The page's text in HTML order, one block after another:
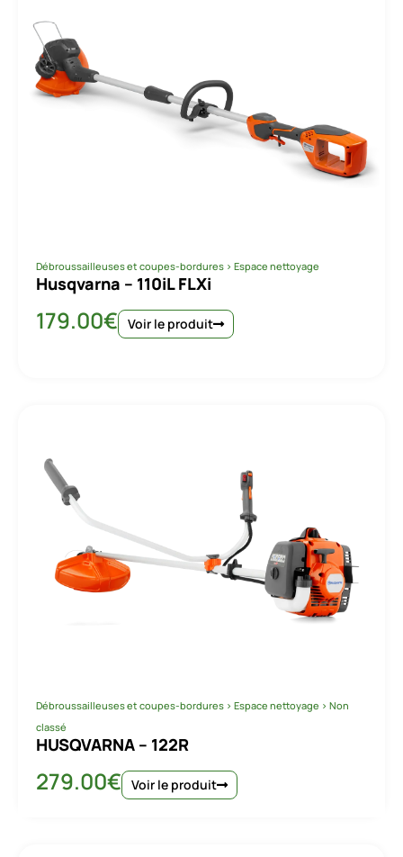
Débroussailleuses et coupes-bordures > Espace nettoyage
Husqvarna – 110iL FLXi
179.00€ Voir le produit
Débroussailleuses et coupes-bordures > Espace nettoyage > Non
classé
HUSQVARNA – 122R
279.00€ Voir le produit